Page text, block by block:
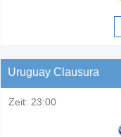
Uruguay Clausura
Zeit: 23:00